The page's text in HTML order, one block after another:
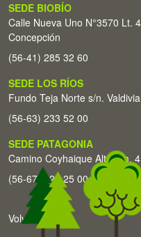
SEDE BIOBÍO
Calle Nueva Uno N°3570 Lt.
Concepción
(56-41) 285 32 60
SEDE LOS RÍOS
Fundo Teja Norte s/n. Valdivia
(56-63) 233 52 00
SEDE PATAGONIA
Camino Coyhaique Alto Km.
(56-67) 226 25 00
Volver arriba